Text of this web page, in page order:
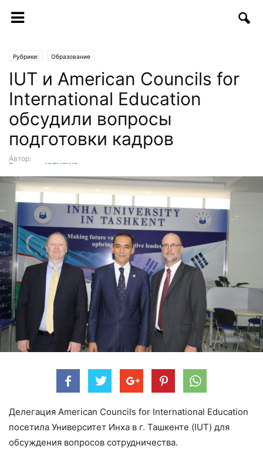
Рубрики: Образование
IUT и American Councils for
International Education
обсудили вопросы
подготовки кадров
Автор:
Редакция ICTNEWS
Делегация American Councils for International Education
посетила Университет Инха в г. Ташкенте (IUT) для
обсуждения вопросов сотрудничества.